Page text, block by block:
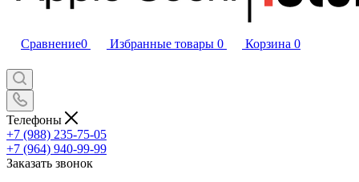
Сравнение0 Избранные товары 0 Корзина 0
Телефоны
+7 (988) 235-75-05
+7 (964) 940-99-99
Заказать звонок